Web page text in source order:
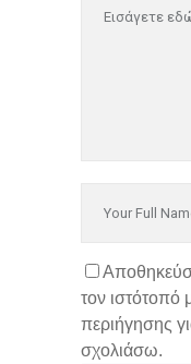
τον
περιήγησης
σχολιάσω.